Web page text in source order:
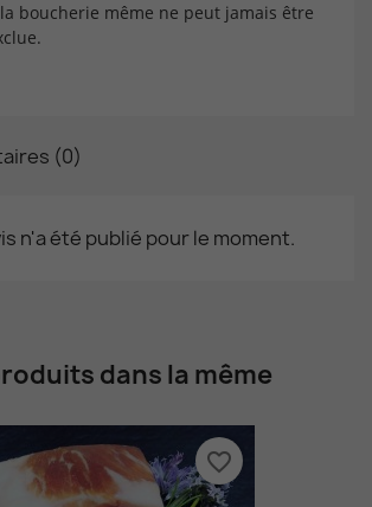
boucherie même ne peut jamais être
(0)
n'a été publié pour le moment.
dans la même
favorite_border